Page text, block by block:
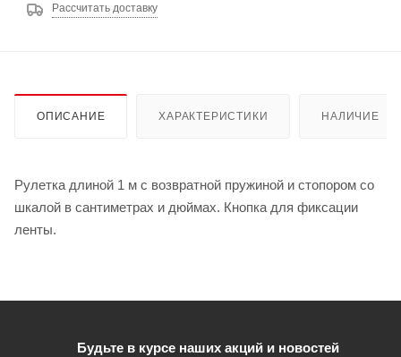
Рассчитать доставку
ОПИСАНИЕ ХАРАКТЕРИСТИКИ НАЛИЧИЕ
Рулетка длиной 1 м с возвратной пружиной и стопором со
шкалой в сантиметрах и дюймах. Кнопка для фиксации
ленты.
Будьте в курсе наших акций и новостей